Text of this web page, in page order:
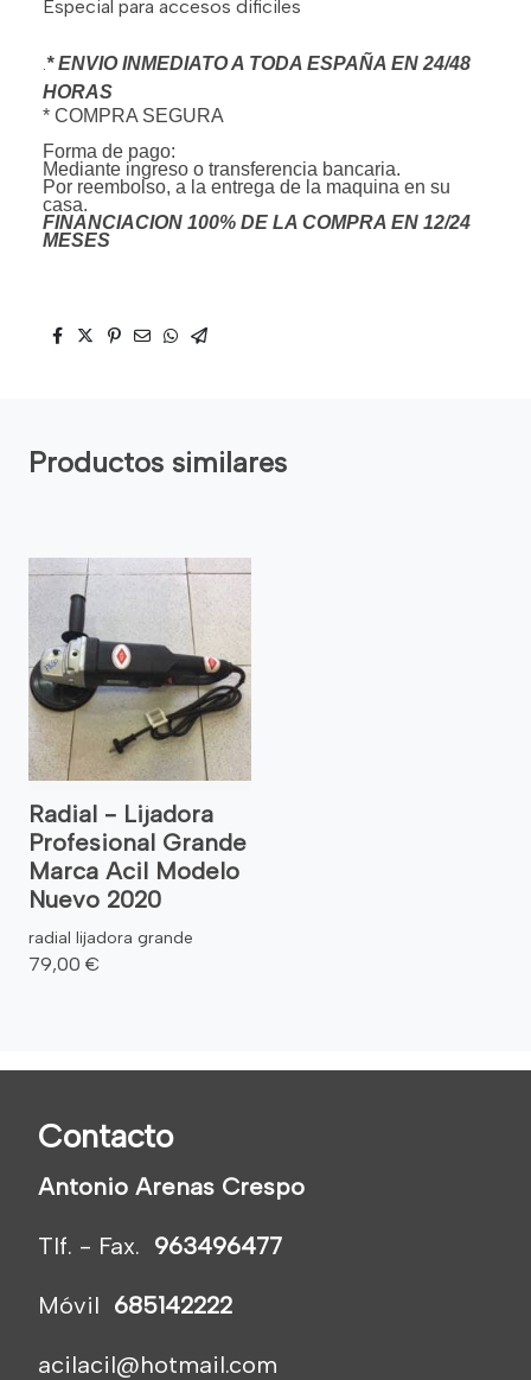
Especial para accesos dificiles
.* ENVIO INMEDIATO A TODA ESPAÑA EN 24/48
HORAS
* COMPRA SEGURA
Forma de pago:
Mediante ingreso o transferencia bancaria.
Por reembolso, a la entrega de la maquina en su
casa.
FINANCIACION 100% DE LA COMPRA EN 12/24
MESES
Productos similares
Radial - Lijadora
Profesional Grande
Marca Acil Modelo
Nuevo 2020
radial lijadora grande
79,00 €
Contacto
Antonio Arenas Crespo
Tlf. - Fax. 963496477
Móvil 685142222
acilacil@hotmail.com